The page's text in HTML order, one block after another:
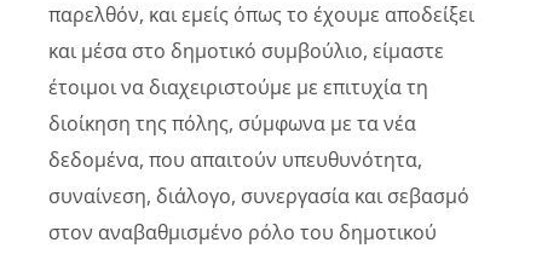
παρελθόν, και εμείς όπως το έχουμε αποδείξει
και μέσα στο δημοτικό συμβούλιο, είμαστε
έτοιμοι να διαχειριστούμε με επιτυχία τη
διοίκηση της πόλης, σύμφωνα με τα νέα
δεδομένα, που απαιτούν υπευθυνότητα,
συναίνεση, διάλογο, συνεργασία και σεβασμό
στον αναβαθμισμένο ρόλο του δημοτικού